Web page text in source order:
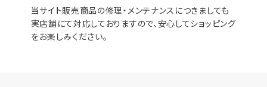
当サイト販売商品の修理・メンテナンスにつきましても
実店舗にて対応しておりますので、安心してショッピング
をお楽しみください。